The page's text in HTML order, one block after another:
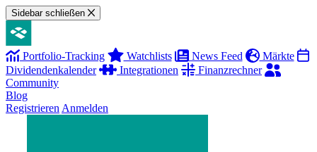
Sidebar schließen
Portfolio-Tracking Watchlists News Feed
Märkte
Dividendenkalender
Integrationen
Finanzrechner
Community
Blog
Registrieren Anmelden